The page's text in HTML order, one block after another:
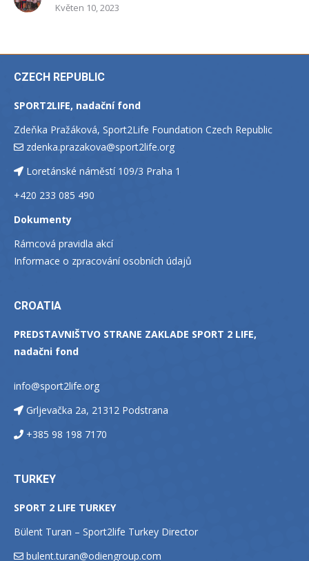
Květen 10, 2023
CZECH REPUBLIC
SPORT2LIFE, nadační fond
Zdeňka Pražáková, Sport2Life Foundation Czech Republic
zdenka.prazakova@sport2life.org
Loretánské náměstí 109/3 Praha 1
+420 233 085 490
Dokumenty
Rámcová pravidla akcí
Informace o zpracování osobních údajů
CROATIA
PREDSTAVNIŠTVO STRANE ZAKLADE SPORT 2 LIFE,
nadačni fond
info@sport2life.org
Grljevačka 2a, 21312 Podstrana
+385 98 198 7170
TURKEY
SPORT 2 LIFE TURKEY
Bülent Turan – Sport2life Turkey Director
bulent.turan@odiengroup.com